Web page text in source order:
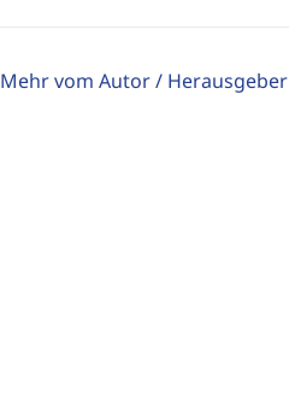
Mehr vom Autor / Herausgeber